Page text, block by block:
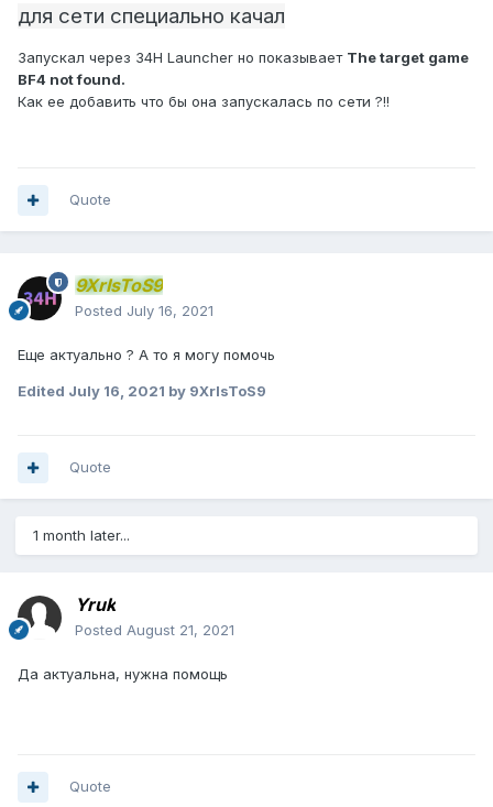
для сети специально качал
Запускал через 34H Launcher но показывает The target game
BF4 not found.
Как ее добавить что бы она запускалась по сети ?!!
Quote
9XrIsToS9
Posted July 16, 2021
Еще актуально ? А то я могу помочь
Edited July 16, 2021 by 9XrIsToS9
Quote
1 month later...
Yruk
Posted August 21, 2021
Да актуальна, нужна помощь
Quote